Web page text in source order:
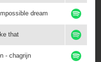
dream
that
- chagrijn